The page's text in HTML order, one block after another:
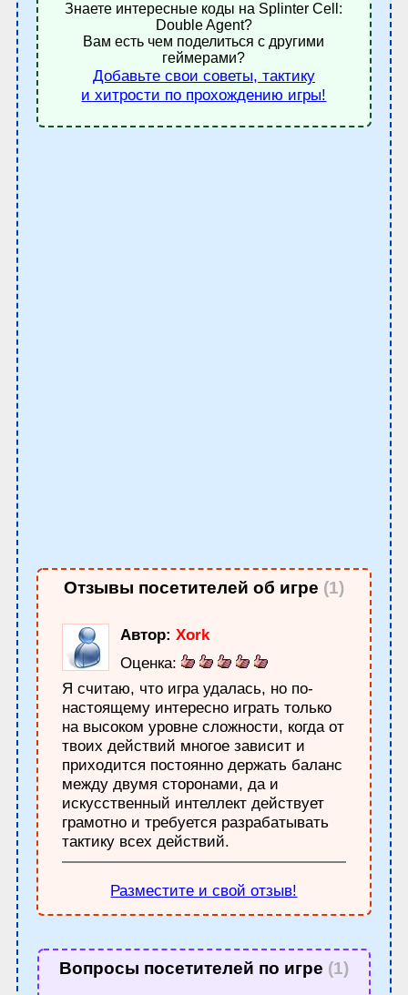
Знаете интересные коды на Splinter Cell:
Double Agent?
Вам есть чем поделиться с другими
геймерами?
Добавьте свои советы, тактику
и хитрости по прохождению игры!
Отзывы посетителей об игре (1)
Автор: Xork
Оценка:
Я считаю, что игра удалась, но по-
настоящему интересно играть только
на высоком уровне сложности, когда от
твоих действий многое зависит и
приходится постоянно держать баланс
между двумя сторонами, да и
искусственный интеллект действует
грамотно и требуется разрабатывать
тактику всех действий.
Разместите и свой отзыв!
Вопросы посетителей по игре (1)